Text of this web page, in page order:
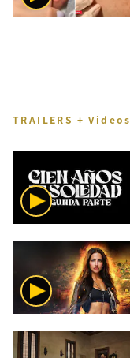
TRAILERS + Videos